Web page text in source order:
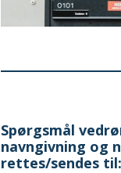
Spørgsmål
navngivning og
rettes/sendes til: